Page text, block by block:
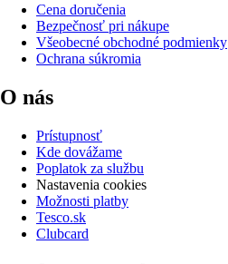
Cena doručenia
Bezpečnosť pri nákupe
Všeobecné obchodné podmienky
Ochrana súkromia
O nás
Prístupnosť
Kde dovážame
Poplatok za službu
Nastavenia cookies
Možnosti platby
Tesco.sk
Clubcard